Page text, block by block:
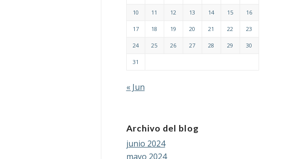
10 11 12 13 14 15 16
17 18 19 20 21 22 23
24 25 26 27 28 29 30
31
« Jun
Archivo del blog
junio 2024
mayo 2024